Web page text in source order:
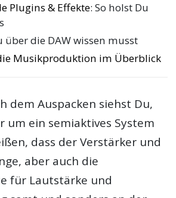
Plugins & Effekte: So holst Du
über die DAW wissen musst
Musikproduktion im Überblick
dem Auspacken siehst Du,
um ein semiaktives System
dass der Verstärker und
aber auch die
für Lautstärke und